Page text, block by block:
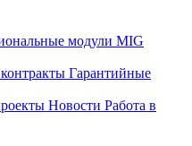
модули MIG
Гарантийные
Новости Работа в